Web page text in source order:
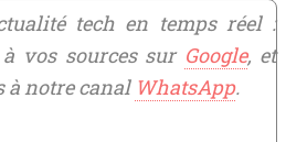
tech en temps réel :
à vos sources sur Google, et
à notre canal WhatsApp.